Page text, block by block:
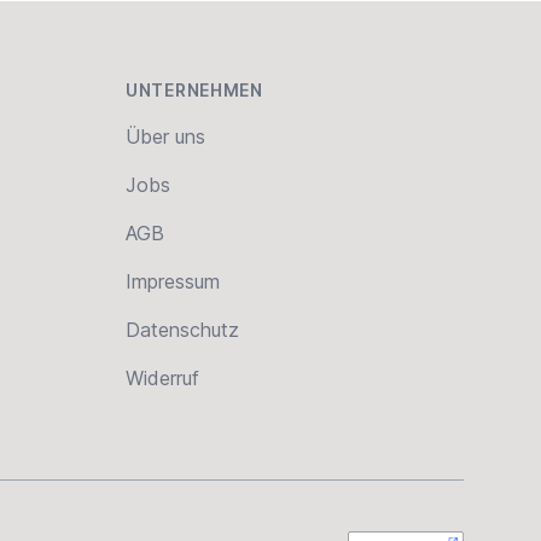
UNTERNEHMEN
Über uns
Jobs
AGB
Impressum
Datenschutz
Widerruf